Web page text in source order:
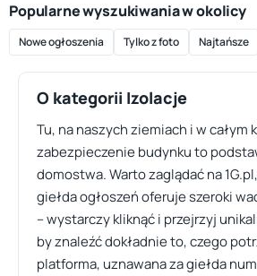
Popularne wyszukiwania w okolicy
Nowe ogłoszenia Tylko z foto Najtańsze
O kategorii Izolacje
Tu, na naszych ziemiach i w całym
zabezpieczenie budynku to
domostwa. Warto zaglądać na
giełda ogłoszeń oferuje szeroki
– wystarczy kliknąć i przejrzyj
by znaleźć dokładnie to, czego
platforma, uznawana za giełda